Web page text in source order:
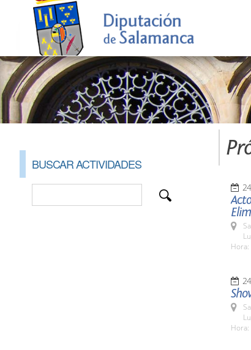
BUSCAR ACTIVIDADES